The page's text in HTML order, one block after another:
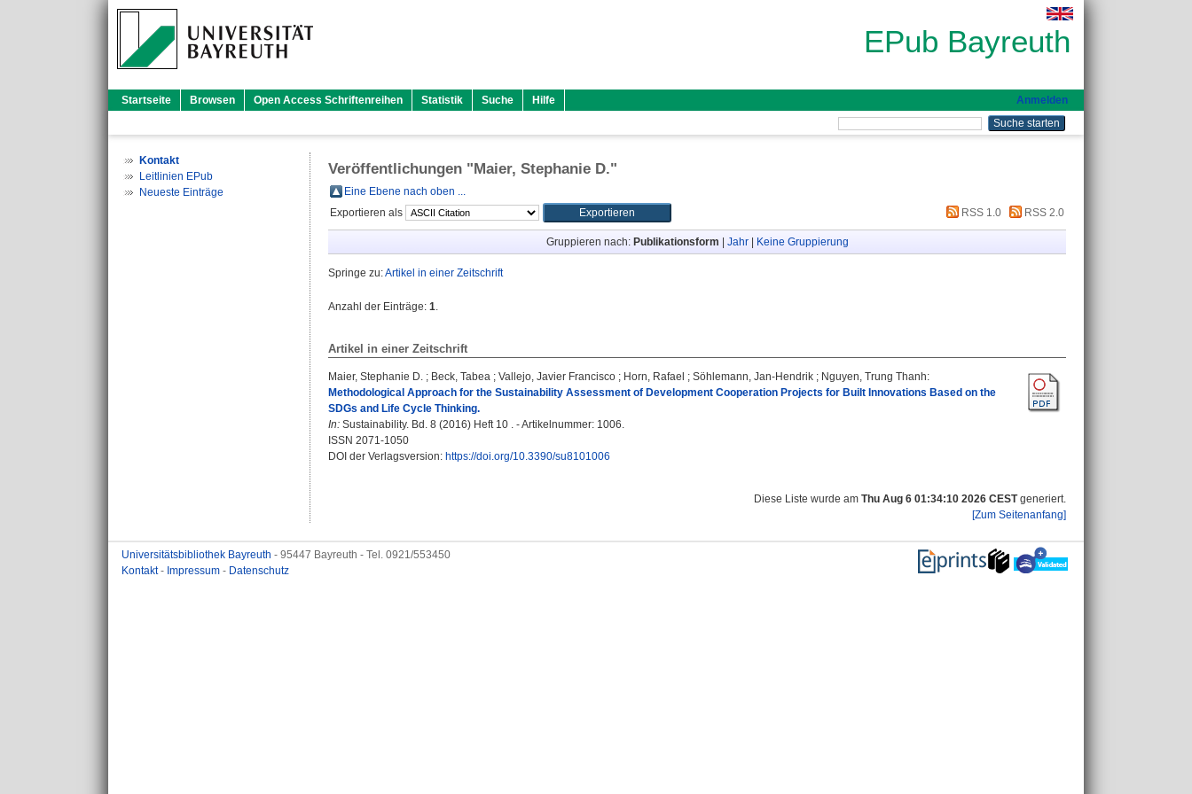
EPub Bayreuth
Startseite Browsen Open Access Schriftenreihen Statistik Suche Hilfe Anmelden
Kontakt
Leitlinien EPub
Neueste Einträge
Veröffentlichungen "Maier, Stephanie D."
Eine Ebene nach oben ...
Exportieren als
RSS 1.0 RSS 2.0
Gruppieren nach: Publikationsform Jahr| Keine Gruppierung
Springe zu:Artikel in einer Zeitschrift
Anzahl der Einträge: 1.
Artikel in einer Zeitschrift
Maier, Stephanie D. ; Beck, Tabea ; Vallejo, Javier Francisco ; Horn, Rafael ; Söhlemann, Jan-Hendrik ; Nguyen, Trung Thanh:
Methodological Approach for the Sustainability Assessment of Development Cooperation Projects for Built Innovations Based on the
SDGs and Life Cycle Thinking.
In: Sustainability. Bd. 8 (2016) Heft 10 . - Artikelnummer: 1006.
ISSN 2071-1050
DOI der Verlagsversion: https://doi.org/10.3390/su8101006
Diese Liste wurde am Thu Aug 6 01:34:10 2026 CESTgeneriert.
[Zum Seitenanfang]
Universitätsbibliothek Bayreuth - 95447 Bayreuth - Tel. 0921/553450
Kontakt- Impressum - Datenschutz